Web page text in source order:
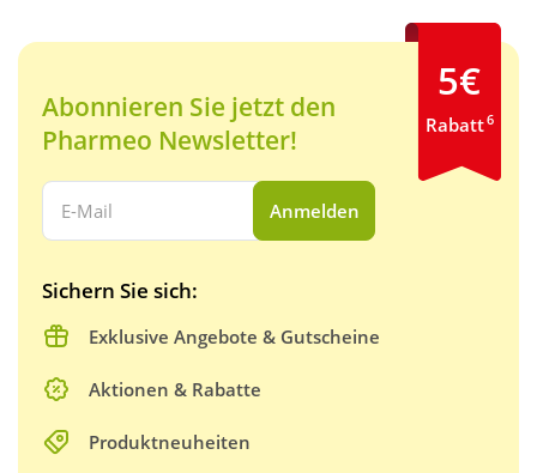
Abonnieren Sie jetzt den
Pharmeo Newsletter!
Ihre E-Mail Adresse:
Anmelden
Sichern Sie sich:
Exklusive Angebote & Gutscheine
Aktionen & Rabatte
Produktneuheiten
5€
Rabatt6